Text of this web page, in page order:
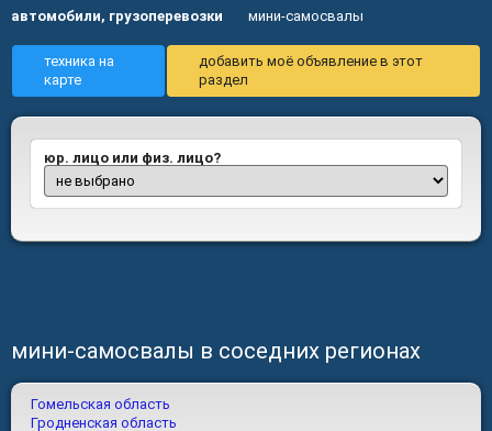
автомобили, грузоперевозки мини-самосвалы
техника на
карте
добавить моё объявление в этот
раздел
юр. лицо или физ. лицо?
мини-самосвалы в соседних регионах
Гомельская область
Гродненская область